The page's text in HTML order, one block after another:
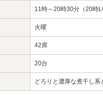
11時～20時30分（20時
火曜
42席
20台
どろりと濃厚な煮干し